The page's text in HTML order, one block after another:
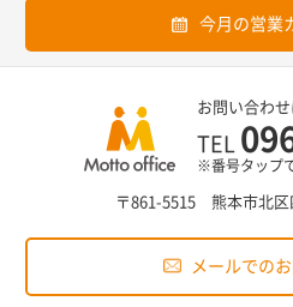
今月の営業
お問い合わ
TEL
※番号タップ
〒861-5515 熊本市北区
メールでの